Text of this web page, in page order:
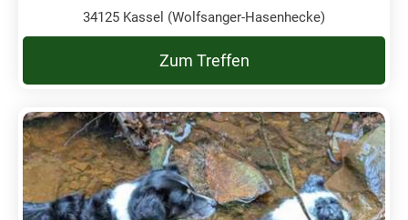
34125 Kassel (Wolfsanger-Hasenhecke)
Zum Treffen